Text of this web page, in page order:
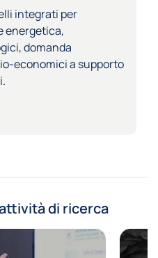
integrati per
energetica,
domanda
economici a supporto
di ricerca